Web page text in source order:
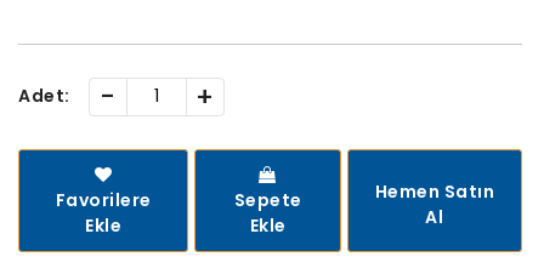
Adet: - +
Favorilere
Ekle
Sepete
Ekle
Hemen Satın
Al